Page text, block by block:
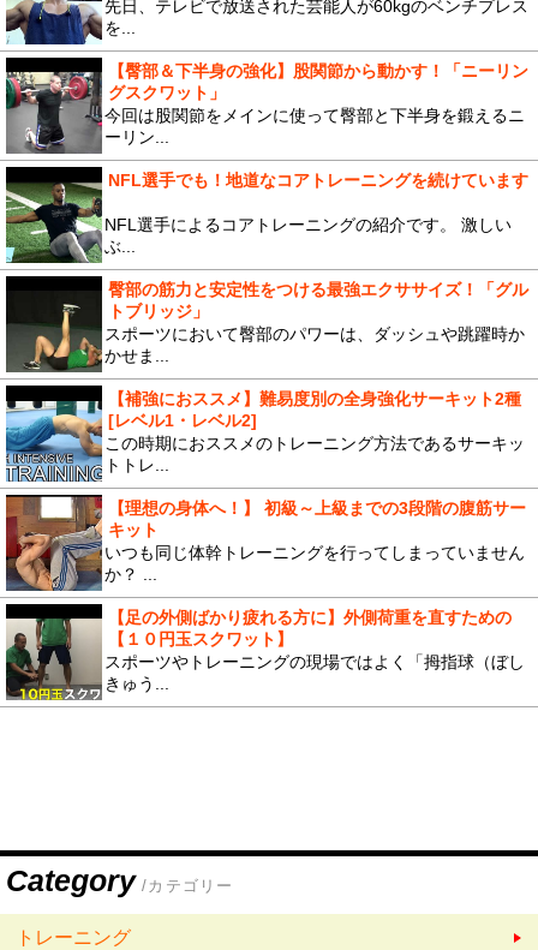
先日、テレビで放送された芸能人が60kgのベンチプレス
を...
【臀部＆下半身の強化】股関節から動かす！「ニーリン
グスクワット」
今回は股関節をメインに使って臀部と下半身を鍛えるニ
ーリン...
NFL選手でも！地道なコアトレーニングを続けています
NFL選手によるコアトレーニングの紹介です。 激しい
ぶ...
臀部の筋力と安定性をつける最強エクササイズ！「グル
トブリッジ」
スポーツにおいて臀部のパワーは、ダッシュや跳躍時か
かせま...
【補強におススメ】難易度別の全身強化サーキット2種
[レベル1・レベル2]
この時期におススメのトレーニング方法であるサーキッ
トトレ...
【理想の身体へ！】 初級～上級までの3段階の腹筋サー
キット
いつも同じ体幹トレーニングを行ってしまっていません
か？ ...
【足の外側ばかり疲れる方に】外側荷重を直すための
【１０円玉スクワット】
スポーツやトレーニングの現場ではよく「拇指球（ぼし
きゅう...
Category /カテゴリー
トレーニング